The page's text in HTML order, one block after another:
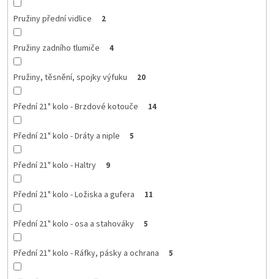
Pružiny přední vidlice 2
Pružiny zadního tlumiče 4
Pružiny, těsnění, spojky výfuku 20
Přední 21" kolo - Brzdové kotouče 14
Přední 21" kolo - Dráty a niple 5
Přední 21" kolo - Haltry 9
Přední 21" kolo - Ložiska a gufera 11
Přední 21" kolo - osa a stahováky 5
Přední 21" kolo - Ráfky, pásky a ochrana 5